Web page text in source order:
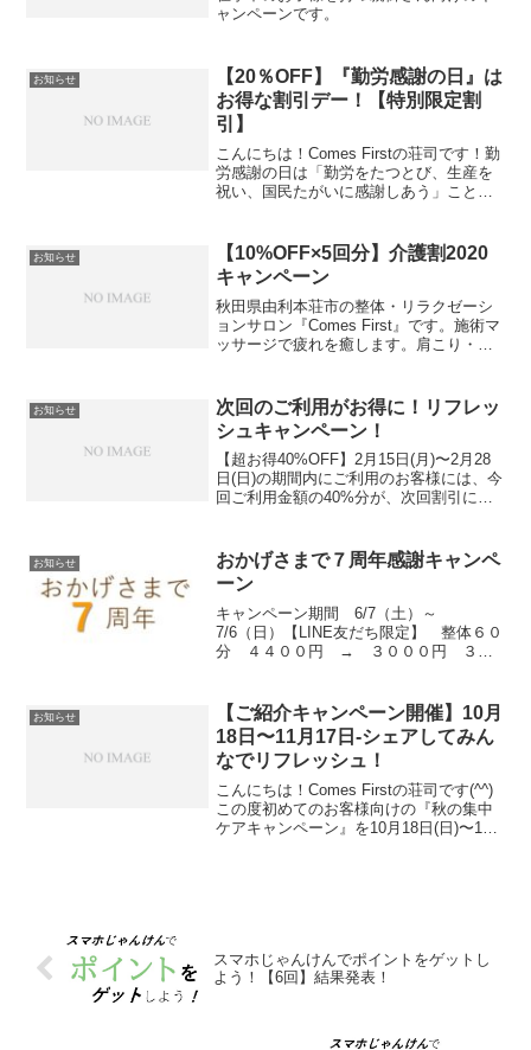
ャンペーンです。
お知らせ
【20％OFF】『勤労感謝の日』は
お得な割引デー！【特別限定割
引】
こんにちは！Comes Firstの荘司です！勤
労感謝の日は「勤労をたつとび、生産を
祝い、国民たがいに感謝しあう」ことを
が特別割引デーにすることにしました。
11/23(...
お知らせ
【10%OFF×5回分】介護割2020
キャンペーン
秋田県由利本荘市の整体・リラクゼーシ
ョンサロン『Comes First』です。施術マ
ッサージで疲れを癒します。肩こり・腰
本荘郵便局から徒歩30秒の場所です。ぜ
ひお気軽にご来店ください。
お知らせ
次回のご利用がお得に！リフレッ
シュキャンペーン！
【超お得40%OFF】2月15日(月)〜2月28
日(日)の期間内にご利用のお客様には、今
回ご利用金額の40%分が、次回割引にな
ぐすのにお役立てください！(お一人様何
度でも可)
お知らせ
おかげさまで７周年感謝キャンペ
ーン
キャンペーン期間 6/7（土）～
7/6（日）【LINE友だち限定】 整体６０
分 ４４００円 → ３０００円 ３
までのご予約が適用（１００円割引）当
日予約は３１００円 ...
お知らせ
【ご紹介キャンペーン開催】10月
18日〜11月17日-シェアしてみん
なでリフレッシュ！
こんにちは！Comes Firstの荘司です(^^)
この度初めてのお客様向けの『秋の集中
ケアキャンペーン』を10月18日(日)〜11
スマホじゃんけんでポイントをゲットし
よう！【6回】結果発表！